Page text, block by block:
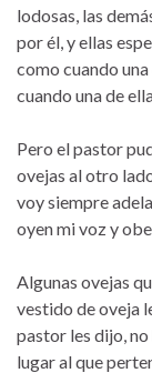
lodosas, las
por él, y ellas
como cuando
cuando una de
Pero el pastor
ovejas al otro
voy siempre
oyen mi voz y
Algunas ovejas
vestido de oveja
pastor les dijo, no
lugar al que